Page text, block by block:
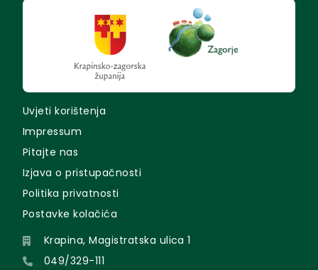
Uvjeti korištenja
Impressum
Pitajte nas
Izjava o pristupačnosti
Politika privatnosti
Postavke kolačića
Krapina, Magistratska ulica 1
049/329-111